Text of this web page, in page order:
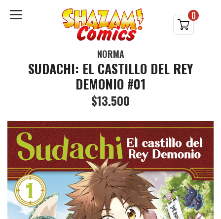
0
NORMA
SUDACHI: EL CASTILLO DEL REY
DEMONIO #01
$13.500